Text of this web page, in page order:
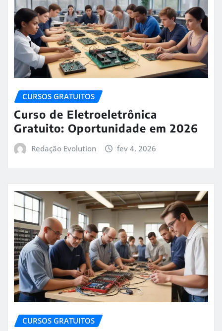
CURSOS GRATUITOS
Curso de Eletroeletrônica
Gratuito: Oportunidade em 2026
Redação Evolution fev 4, 2026
CURSOS GRATUITOS